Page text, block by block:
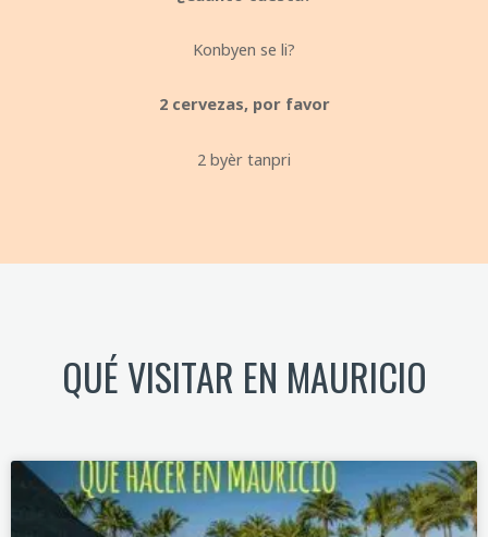
Konbyen se li?
2 cervezas, por favor
2 byèr tanpri
QUÉ VISITAR EN MAURICIO